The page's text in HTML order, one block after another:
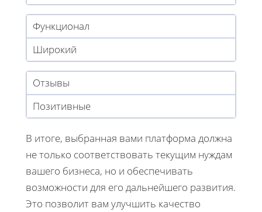
Функционал
Широкий
Отзывы
Позитивные
В итоге, выбранная вами платформа должна
не только соответствовать текущим нуждам
вашего бизнеса, но и обеспечивать
возможности для его дальнейшего развития.
Это позволит вам улучшить качество